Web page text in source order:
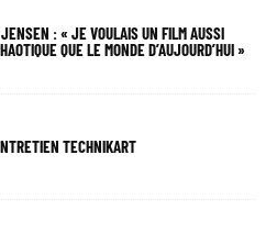
: « JE VOULAIS UN FILM AUSSI
QUE LE MONDE D’AUJOURD’HUI »
TECHNIKART